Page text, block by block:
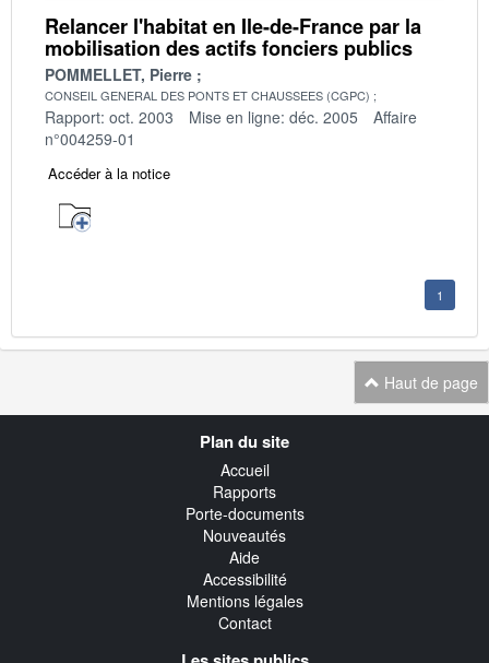
Relancer l'habitat en Ile-de-France par la
mobilisation des actifs fonciers publics
POMMELLET, Pierre
CONSEIL GENERAL DES PONTS ET CHAUSSEES (CGPC)
Rapport: oct. 2003 Mise en ligne: déc. 2005
Affaire
n°004259-01
Accéder à la notice
1
Haut de page
Plan du site
Accueil
Rapports
Porte-documents
Nouveautés
Aide
Accessibilité
Mentions légales
Contact